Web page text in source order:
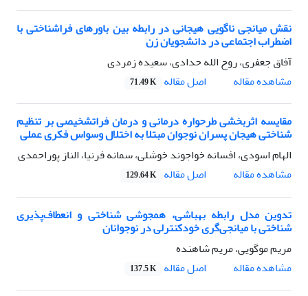
نقش میانجی ناگویی هیجانی در رابطه بین باورهای فراشناختی با
اضطراب اجتماعی در دانشجویان زن
آفاق جعفری، روح الله حدادی، سعیده زمردی
مشاهده مقاله
اصل مقاله 71.49 K
مقایسه اثربخشی طرحواره درمانی و درمان فراتشخیصی بر تنظیم
شناختی هیجان پسران نوجوان مبتلا به اختلال وسواس فکری عملی
الهام اسودی، افسانه خواجوند خوشلی، سمانه فرنیا، الناز پوراحمدی
مشاهده مقاله
اصل مقاله 129.64 K
تدوین مدل رابطه بهباشی، همجوشی شناختی و انعطاف‌پذیری
شناختی با میانجی‌گری خودکنترلی در نوجوانان
مریم موگویی، مریم شاهنده
مشاهده مقاله
اصل مقاله 137.5 K